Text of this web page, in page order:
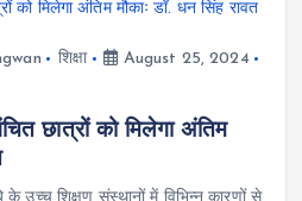
शिक्षा
August 25, 2024
छात्रों को मिलेगा अंतिम